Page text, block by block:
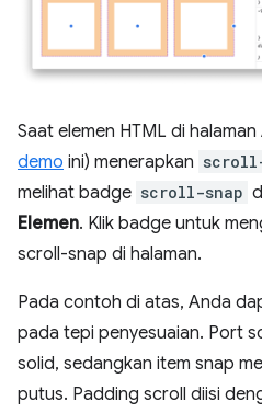
Saat elemen HTML di
demo ini) menerapkan
melihat badge scroll-snap
Elemen. Klik badge untuk
scroll-snap di halaman.
Pada contoh di atas, Anda
pada tepi penyesuaian. Port
solid, sedangkan item snap
putus. Padding scroll diisi